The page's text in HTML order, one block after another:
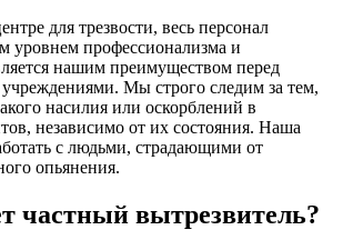
для трезвости, весь персонал
уровнем профессионализма и
нашим преимуществом перед
Мы строго следим за тем,
насилия или оскорблений в
независимо от их состояния. Наша
с людьми, страдающими от
опьянения.
частный вытрезвитель?